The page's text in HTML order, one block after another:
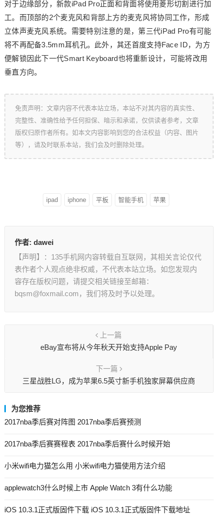
对于边缘部分，新款iPad Pro正面和背面将使用菱形切割进行加
工。而顶部的2个麦克风和背部上方的麦克风将协同工作，形成
立体声麦克风系统。需要特别注意的是，第三代iPad Pro有可能
将不再配备3.5mm耳机孔。此外，其还首度支持Face ID，为方
便解锁因此下一代Smart Keyboard也将重新设计，可能将改用
垂直方向。
免责声明：文章内容不代表本站立场，本站不对其内容的真实性、
完整性、准确性给予任何担保、暗示和承诺，仅供读者参考，文章
版权归原作者所有。如本文内容影响到您的合法权益（内容、图片
等），请及时联系本站，我们会及时删除处理。
ipad iphone 平板 智能手机 苹果
作者: dawei
【声明】：135手机网内容转载自互联网，其相关言论仅代
表作者个人观点绝非权威，不代表本站立场。如您发现内
容存在版权问题，请提交相关链接至邮箱：
bqsm@foxmail.com，我们将及时予以处理。
上一篇
eBay宣布将从今年秋天开始支持Apple Pay
下一篇
三星战胜LG，成为苹果6.5英寸新手机独家屏幕供应商
为您推荐
2017nba季后赛对阵图 2017nba季后赛预测
2017nba季后赛赛程表 2017nba季后赛什么时候开始
小米wifi电力猫怎么用 小米wifi电力猫使用方法介绍
applewatch3什么时候上市 Apple Watch 3有什么功能
iOS 10.3.1正式版固件下载 iOS 10.3.1正式版固件下载地址